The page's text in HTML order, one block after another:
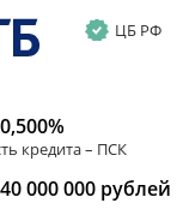
ЦБ РФ
кредита – ПСК
000 000 рублей